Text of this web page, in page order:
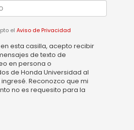
el Aviso de Privacidad
esta casilla, acepto recibir
de texto de
en persona o
de Honda Universidad al
Reconozco que mi
no es requesito para la